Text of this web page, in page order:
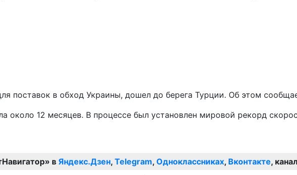
поставок в обход Украины, дошел до берега Турции. Об этом
около 12 месяцев. В процессе был установлен мировой рекорд
в Яндекс.Дзен, Telegram, Одноклассниках, Вконтакте,